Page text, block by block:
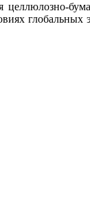
целлюлозно-
глобальных